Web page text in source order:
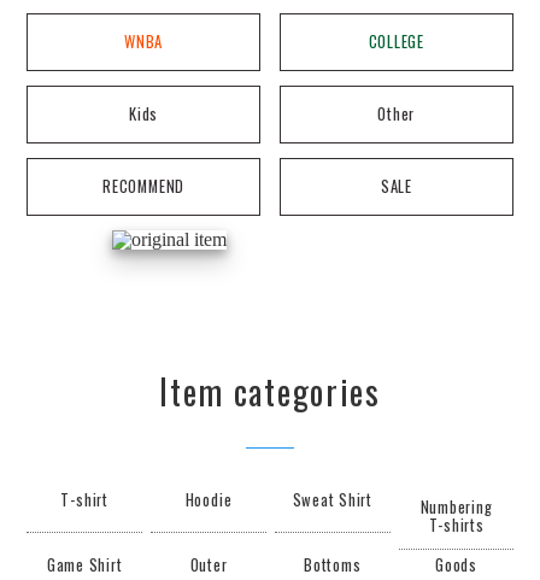
WNBA COLLEGE
Kids Other
RECOMMEND SALE
Item categories
T-shirt Hoodie Sweat Shirt Numbering
T-shirts
Game Shirt
Outer Bottoms Goods